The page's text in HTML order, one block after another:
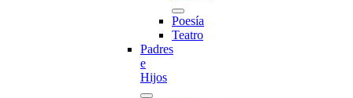
Poesía
Teatro
Padres
e
Hijos